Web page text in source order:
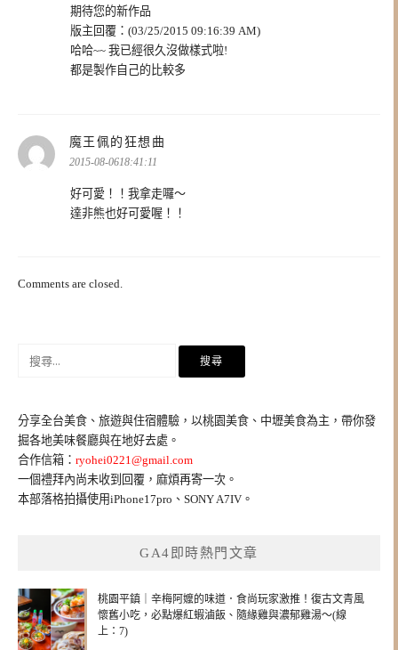
期待您的新作品
版主回覆：(03/25/2015 09:16:39 AM)
哈哈~~ 我已經很久沒做樣式啦!
都是製作自己的比較多
魔王佩的狂想曲
2015-08-0618:41:11
好可愛！！我拿走囉～
達非熊也好可愛喔！！
Comments are closed.
鍵
字:
分享全台美食、旅遊與住宿體驗，以桃園美食、中壢美食為主，帶你發
掘各地美味餐廳與在地好去處。
合作信箱： ryohei0221@gmail.com
一個禮拜內尚未收到回覆，麻煩再寄一次。
本部落格拍攝使用iPhone17pro、SONY A7IV。
GA4即時熱門文章
桃園平鎮｜辛梅阿嬤的味道．食尚玩家激推！復古文青風
懷舊小吃，必點爆紅蝦滷飯、隨緣雞與濃郁雞湯～(線
上：7)